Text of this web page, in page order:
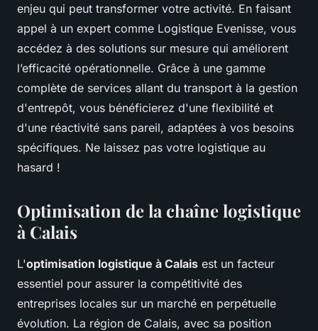
enjeu qui peut transformer votre activité. En faisant
appel à un expert comme Logistique Evenisse, vous
accédez à des solutions sur mesure qui améliorent
l’efficacité opérationnelle. Grâce à une gamme
complète de services allant du transport à la gestion
d'entrepôt, vous bénéficierez d'une flexibilité et
d'une réactivité sans pareil, adaptées à vos besoins
spécifiques. Ne laissez pas votre logistique au
hasard !
Optimisation de la chaîne logistique
à Calais
L'optimisation logistique à Calais est un facteur
essentiel pour assurer la compétitivité des
entreprises locales sur un marché en perpétuelle
évolution. La région de Calais, avec sa position